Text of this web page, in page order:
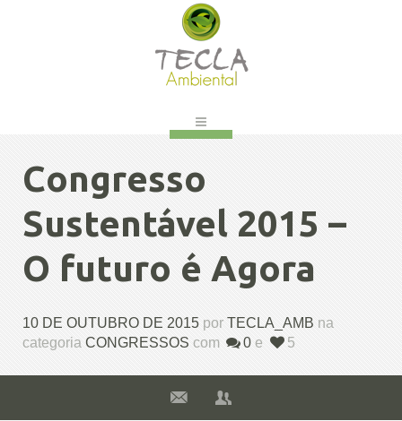
Congresso
Sustentável 2015 –
O futuro é Agora
10 DE OUTUBRO DE 2015 por TECLA_AMB na
categoria CONGRESSOS com 0 e 5